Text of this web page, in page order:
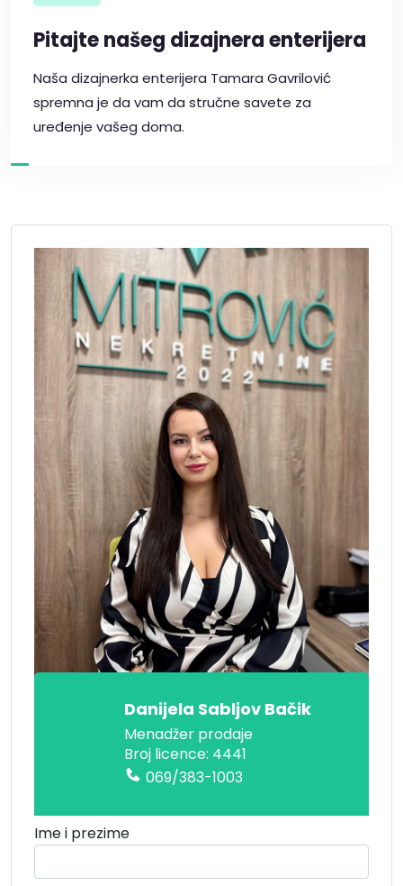
Pitajte našeg dizajnera enterijera
Naša dizajnerka enterijera Tamara Gavrilović
spremna je da vam da stručne savete za
uređenje vašeg doma.
Danijela Sabljov Bačik
Menadžer prodaje
Broj licence: 4441
069/383-1003
Ime i prezime